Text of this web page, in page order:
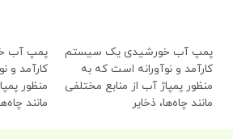
پمپ آب خورشیدی یک سیستم
کارآمد و نوآورانه است که به
منظور پمپاژ آب از منابع مختلفی
مانند چاه‌ها، ذخایر
پمپ آب
کارآمد و
منظور
مانند